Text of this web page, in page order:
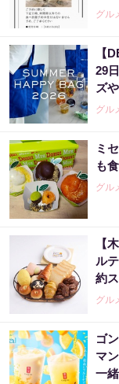
グル
【
29
ズ
グル
ミ
も
グル
【
ル
約
グル
ゴ
マ
一